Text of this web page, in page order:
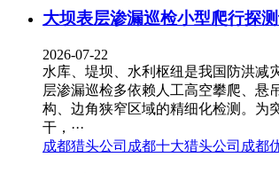
大坝表层渗漏巡检小型爬行探
2026-07-22
水库、堤坝、水利枢纽是我国防洪减
层渗漏巡检多依赖人工高空攀爬、悬
构、边角狭窄区域的精细化检测。为
干，···
成都猎头公司 成都十大猎头公司 成都